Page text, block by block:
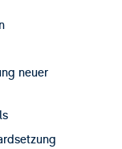
neuer